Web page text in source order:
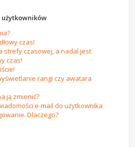
czas!
strefy czasowej, a nadal jest
czas!
rangi czy awatara
ją zmienić?
e-mail do użytkownika
Dlaczego?